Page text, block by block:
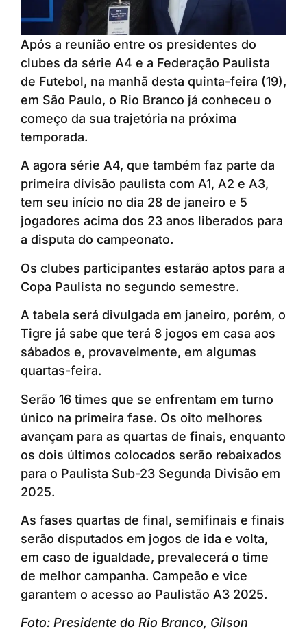
Após a reunião entre os presidentes do
clubes da série A4 e a Federação Paulista
de Futebol, na manhã desta quinta-feira (19),
em São Paulo, o Rio Branco já conheceu o
começo da sua trajetória na próxima
temporada.
A agora série A4, que também faz parte da
primeira divisão paulista com A1, A2 e A3,
tem seu início no dia 28 de janeiro e 5
jogadores acima dos 23 anos liberados para
a disputa do campeonato.
Os clubes participantes estarão aptos para a
Copa Paulista no segundo semestre.
A tabela será divulgada em janeiro, porém, o
Tigre já sabe que terá 8 jogos em casa aos
sábados e, provavelmente, em algumas
quartas-feira.
Serão 16 times que se enfrentam em turno
único na primeira fase. Os oito melhores
avançam para as quartas de finais, enquanto
os dois últimos colocados serão rebaixados
para o Paulista Sub-23 Segunda Divisão em
2025.
As fases quartas de final, semifinais e finais
serão disputados em jogos de ida e volta,
em caso de igualdade, prevalecerá o time
de melhor campanha. Campeão e vice
garantem o acesso ao Paulistão A3 2025.
Foto: Presidente do Rio Branco, Gilson